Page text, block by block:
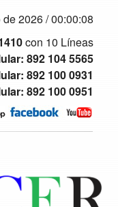
de 2026 /00:00:09
con 10 Líneas
892 104 5565
892 100 0931
892 100 0951